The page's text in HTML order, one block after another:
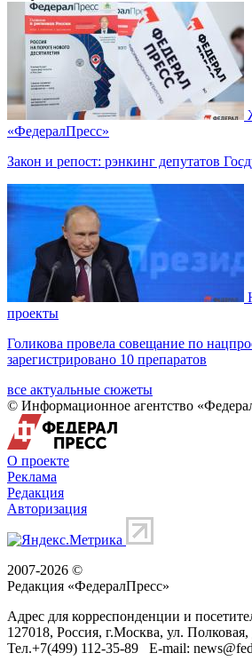
«ФедералПресс»
Закон и репост: рэнкинг депутатов
проекты
Голикова провела совещание по
зарегистрировано 10 препаратов
все актуальные сюжеты
© Информационное агентство
О проекте
Реклама
Редакция
Авторизация
2007-2026 ©
Редакция «ФедералПресс»
Адрес для корреспонденции и
127018, Россия, г.Москва, ул. Полковая,
Тел.+7(499) 112-35-89 E-mail: